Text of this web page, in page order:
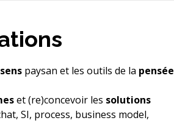
paysan et les outils de la pensée
et (re)concevoir les solutions
SI, process, business model,